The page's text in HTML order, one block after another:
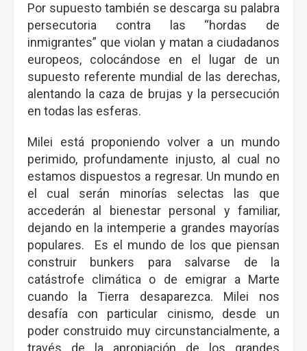
Por supuesto también se descarga su palabra
persecutoria contra las “hordas de
inmigrantes” que violan y matan a ciudadanos
europeos, colocándose en el lugar de un
supuesto referente mundial de las derechas,
alentando la caza de brujas y la persecución
en todas las esferas.
Milei está proponiendo volver a un mundo
perimido, profundamente injusto, al cual no
estamos dispuestos a regresar. Un mundo en
el cual serán minorías selectas las que
accederán al bienestar personal y familiar,
dejando en la intemperie a grandes mayorías
populares. Es el mundo de los que piensan
construir bunkers para salvarse de la
catástrofe climática o de emigrar a Marte
cuando la Tierra desaparezca. Milei nos
desafía con particular cinismo, desde un
poder construido muy circunstancialmente, a
través de la apropiación de los grandes